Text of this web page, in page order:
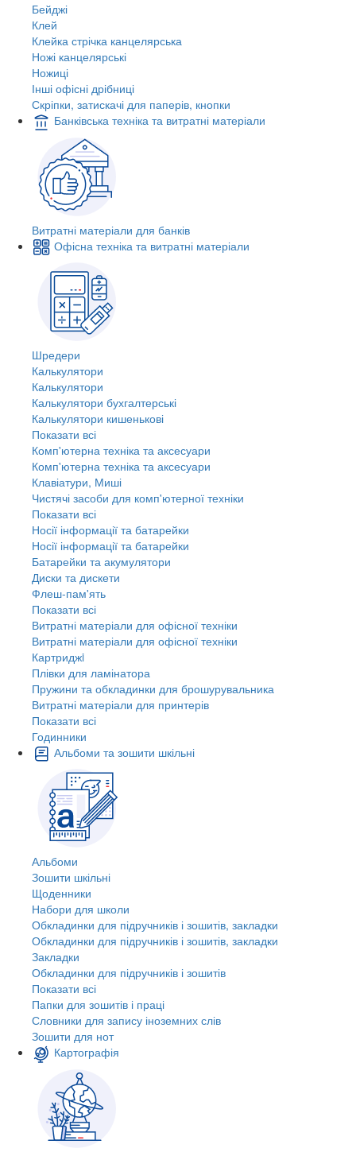
Бейджі
Клей
Клейка стрічка канцелярська
Ножі канцелярські
Ножиці
Інші офісні дрібниці
Скріпки, затискачі для паперів, кнопки
Банківська техніка та витратні матеріали
Витратні матеріали для банків
Офісна техніка та витратні матеріали
Шредери
Калькулятори
Калькулятори
Калькулятори бухгалтерські
Калькулятори кишенькові
Показати всі
Комп'ютерна техніка та аксесуари
Комп'ютерна техніка та аксесуари
Клавіатури, Миші
Чистячі засоби для комп'ютерної техніки
Показати всі
Носії інформації та батарейки
Носії інформації та батарейки
Батарейки та акумулятори
Диски та дискети
Флеш-пам'ять
Показати всі
Витратні матеріали для офісної техніки
Витратні матеріали для офісної техніки
Картриджi
Плівки для ламінатора
Пружини та обкладинки для брошурувальника
Витратні матеріали для принтерів
Показати всі
Годинники
Альбоми та зошити шкільні
Альбоми
Зошити шкільні
Щоденники
Набори для школи
Обкладинки для підручників і зошитів, закладки
Обкладинки для підручників і зошитів, закладки
Закладки
Обкладинки для підручників і зошитів
Показати всі
Папки для зошитів і праці
Словники для запису іноземних слів
Зошити для нот
Картографія